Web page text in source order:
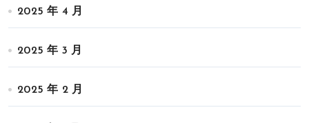
2025 年 4 月
2025 年 3 月
2025 年 2 月